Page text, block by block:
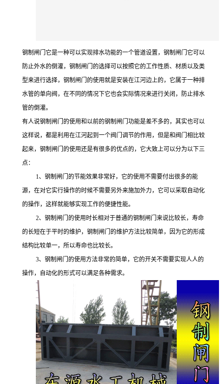
钢制闸门它是一种可以实现排水功能的一个管道设置，钢制闸门它可以
防止外水的倒灌，钢制闸门的选择可以按照它的工作性质、材质以及类
型来进行选择，钢制闸门的使用就是安装在江河边上的，它属于一种排
水管的单向阀，在不同的情况下它也会实际情况来进行关闭，防止排水
管的倒灌。
有人说钢制闸门的使用和以前的钢制闸门功能是差不多的，其实也可以
这样说，都是利用在江河起到一个阀门调节的作用，但是和阀门相比较
起来，钢制闸门的使用还是有很多的优点的，它大致上可以分为以下三
点：
1、钢制闸门的节能效果非常好，它的使用不需要付出很多的能
源，在对它实行操作的时候不需要另外来施加外力，它可以采取自动化
的操作，这样就能够实现工作的便捷性能。
2、钢制闸门的使用时长相对于普通的钢制闸门来说比较长，寿命
的长短在于平时的维护，钢制闸门的维护方法比较简单，因为它的形成
结构比较单一，所以寿命也比较长。
3、钢制闸门的使用方法非常的简单，它的开关不需要实现人人的
操作，自动化的形式可以满足各种需求。